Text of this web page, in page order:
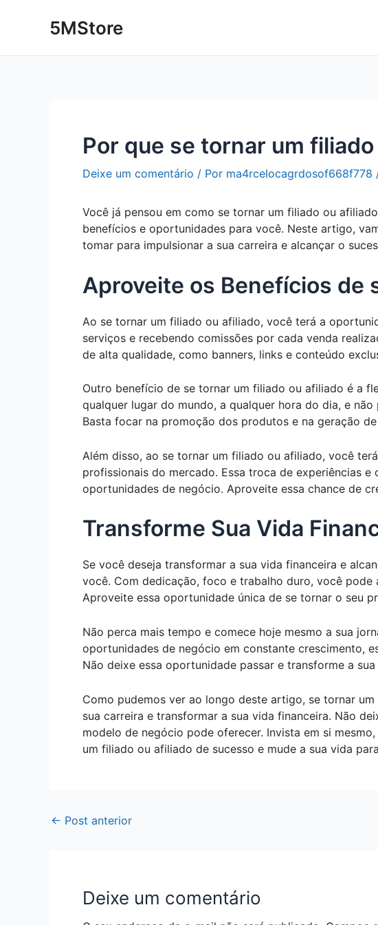
5MStore
Por que se tornar um
Deixe um comentário / Por ma4rcelocagrdosof668f778
Você já pensou em como se tornar um filiado ou
benefícios e oportunidades para você. Neste artigo,
tomar para impulsionar a sua carreira e alcançar o
Aproveite os Benefícios de
Ao se tornar um filiado ou afiliado, você terá a
serviços e recebendo comissões por cada venda
de alta qualidade, como banners, links e conteúdo
Outro benefício de se tornar um filiado ou afiliado é a
qualquer lugar do mundo, a qualquer hora do dia, e
Basta focar na promoção dos produtos e na geração
Além disso, ao se tornar um filiado ou afiliado, você
profissionais do mercado. Essa troca de experiências
oportunidades de negócio. Aproveite essa chance de
Transforme Sua Vida
Se você deseja transformar a sua vida financeira e
você. Com dedicação, foco e trabalho duro, você
Aproveite essa oportunidade única de se tornar o seu
Não perca mais tempo e comece hoje mesmo a sua
oportunidades de negócio em constante crescimento,
Não deixe essa oportunidade passar e transforme a
Como pudemos ver ao longo deste artigo, se tornar
sua carreira e transformar a sua vida financeira. Não
modelo de negócio pode oferecer. Invista em si
um filiado ou afiliado de sucesso e mude a sua vida
navigation
← Post anterior
Deixe um comentário